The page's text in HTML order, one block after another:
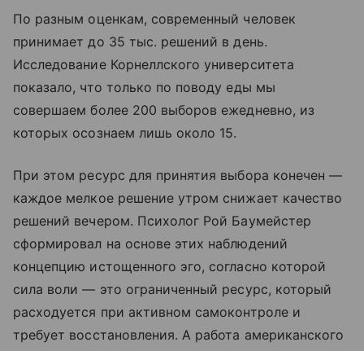
По разным оценкам, современный человек
принимает до 35 тыс. решений в день.
Исследование Корнеллского университета
показало, что только по поводу еды мы
совершаем более 200 выборов ежедневно, из
которых осознаем лишь около 15.
При этом ресурс для принятия выбора конечен —
каждое мелкое решение утром снижает качество
решений вечером. Психолог Рой Баумейстер
сформировал на основе этих наблюдений
концепцию истощенного эго, согласно которой
сила воли — это ограниченный ресурс, который
расходуется при активном самоконтроле и
требует восстановления. А работа американского